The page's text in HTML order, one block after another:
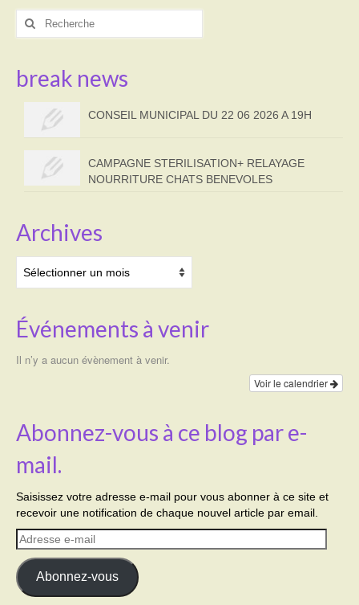
Rechercher
break news
CONSEIL MUNICIPAL DU 22 06 2026 A 19H
CAMPAGNE STERILISATION+ RELAYAGE
NOURRITURE CHATS BENEVOLES
Archives
Événements à venir
Il n’y a aucun évènement à venir.
Voir le calendrier
Abonnez-vous à ce blog par e-
mail.
Saisissez votre adresse e-mail pour vous abonner à ce site et
recevoir une notification de chaque nouvel article par email.
Adresse
e-
mail
Abonnez-vous